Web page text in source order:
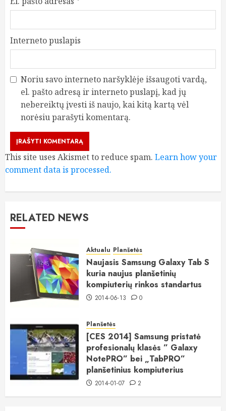
Interneto puslapis
Noriu savo interneto naršyklėje išsaugoti vardą,
el. pašto adresą ir interneto puslapį, kad jų
nebereiktų įvesti iš naujo, kai kitą kartą vėl
norėsiu parašyti komentarą.
This site uses Akismet to reduce spam. Learn how your
comment data is processed.
RELATED NEWS
Aktualu Planšetės
Naujasis Samsung Galaxy Tab S
kuria naujus planšetinių
kompiuterių rinkos standartus
2014-06-13 0
Planšetės
[CES 2014] Samsung pristatė
profesionalų klasės ” Galaxy
NotePRO” bei „TabPRO”
planšetinius kompiuterius
2014-01-07 2